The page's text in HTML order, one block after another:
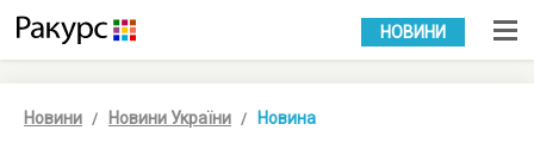
УКР РУС
НОВИНИ
Новини Новини України Новина